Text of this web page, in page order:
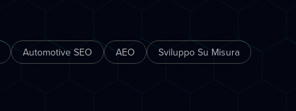
Automotive SEO AEO
Sviluppo Su Misura